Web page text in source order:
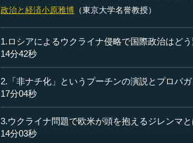
政治と経済小原雅博 （東京大学名誉教授）
1.ロシアによるウクライナ侵略で国際政治はど
14分42秒
2.「非ナチ化」というプーチンの演説とプロパ
17分04秒
3.ウクライナ問題で欧米が頭を抱えるジレンマと
14分03秒